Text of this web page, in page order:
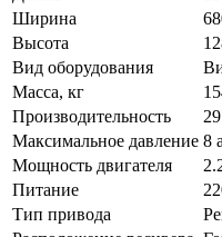
Ширина
Высота
Вид оборудования
Масса, кг
Производительность
Максимальное давление 8
Мощность двигателя
Питание
Тип привода